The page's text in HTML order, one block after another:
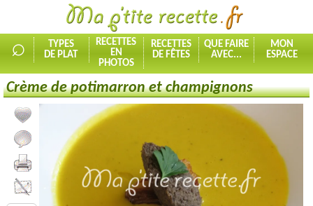
⌕
TYPES
DE PLAT
RECETTES
EN
PHOTOS
RECETTES
DE FÊTES
QUE FAIRE
AVEC...
MON
ESPACE
Crème de potimarron et champignons
Ajouter la recette à mes favorites
Commenter, noter la recette
Imprimer la recette
Partager cette recette